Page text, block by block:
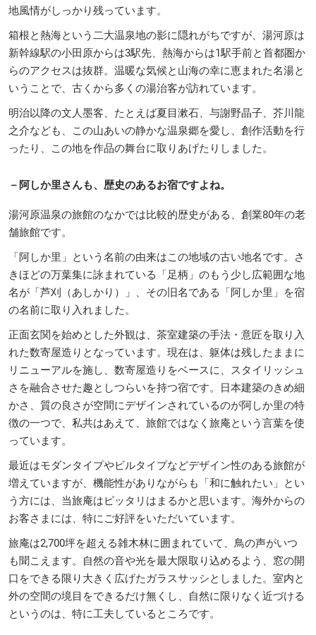
地風情がしっかり残っています。
箱根と熱海という二大温泉地の影に隠れがちですが、湯河原は
新幹線駅の小田原からは3駅先、熱海からは1駅手前と首都圏か
らのアクセスは抜群。温暖な気候と山海の幸に恵まれた名湯と
いうことで、古くから多くの湯治客が訪れています。
明治以降の文人墨客、たとえば夏目漱石、与謝野晶子、芥川龍
之介なども、この山あいの静かな温泉郷を愛し、創作活動を行
ったり、この地を作品の舞台に取りあげたりしました。
－ 阿しか里さんも、歴史のあるお宿ですよね。
湯河原温泉の旅館のなかでは比較的歴史がある、創業80年の老
舗旅館です。
「阿しか里」という名前の由来はこの地域の古い地名です。さ
きほどの万葉集に詠まれている「足柄」のもう少し広範囲な地
名が「芦刈（あしかり）」、その旧名である「阿しか里」を宿
の名前に取り入れました。
正面玄関を始めとした外観は、茶室建築の手法・意匠を取り入
れた数寄屋造りとなっています。現在は、躯体は残したままに
リニューアルを施し、数寄屋造りをベースに、スタイリッシュ
さを融合させた趣としつらいを持つ宿です。日本建築のきめ細
かさ、質の良さが空間にデザインされているのが阿しか里の特
徴の一つで、私共はあえて、旅館ではなく旅庵という言葉を使
っています。
最近はモダンタイプやビルタイプなどデザイン性のある旅館が
増えていますが、機能性がありながらも「和に触れたい」とい
う方には、当旅庵はピッタリはまるかと思います。海外からの
お客さまには、特にご好評をいただいています。
旅庵は2,700坪を超える雑木林に囲まれていて、鳥の声がいつ
も聞こえます。自然の音や光を最大限取り込めるよう、窓の開
口をできる限り大きく広げたガラスサッシとしました。室内と
外の空間の境目をできるだけ無くし、自然に限りなく近づける
というのは、特に工夫しているところです。